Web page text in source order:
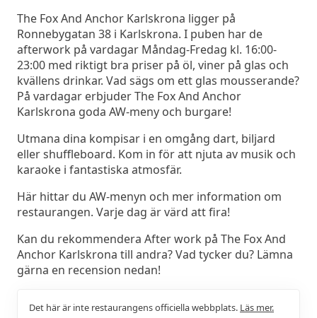
The Fox And Anchor Karlskrona ligger på
Ronnebygatan 38 i Karlskrona. I puben har de
afterwork på vardagar Måndag-Fredag kl. 16:00-
23:00 med riktigt bra priser på öl, viner på glas och
kvällens drinkar. Vad sägs om ett glas mousserande?
På vardagar erbjuder The Fox And Anchor
Karlskrona goda AW-meny och burgare!
Utmana dina kompisar i en omgång dart, biljard
eller shuffleboard. Kom in för att njuta av musik och
karaoke i fantastiska atmosfär.
Här hittar du AW-menyn och mer information om
restaurangen. Varje dag är värd att fira!
Kan du rekommendera After work på The Fox And
Anchor Karlskrona till andra? Vad tycker du? Lämna
gärna en recension nedan!
Det här är inte restaurangens officiella webbplats. Läs mer.